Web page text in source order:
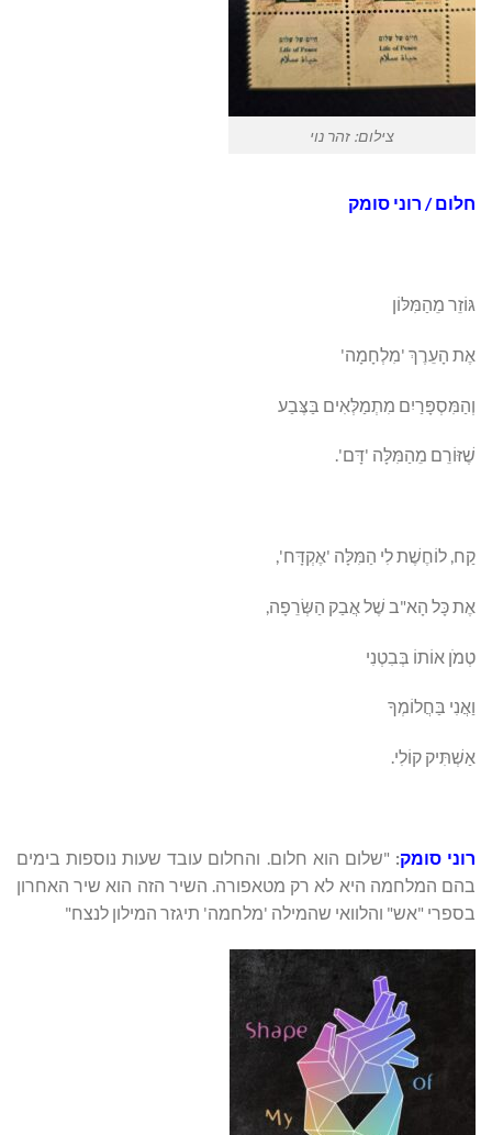
צילום: זהר נוי
חלום / רוני סומק
גּוֹזֵר מֵהַמִּלּוֹן
אֶת הָעֵרֶךְ 'מִלְחָמָה'
וְהַמִּסְפָּרַיִם מִתְמַלְּאִים בַּצֶּבַע
שֶׁזּוֹרֵם מֵהַמִּלָּה 'דָּם'.
קַח, לוֹחֶשֶׁת לִי הַמִּלָּה 'אֶקְדָּח',
אֶת כָּל הָא"ב שֶׁל אֲבַק הַשְּׂרֵפָה,
טְמֹן אוֹתוֹ בְּבִטְנִי
וַאֲנִי בַּחֲלוֹמְךָ
אַשְׁתִּיק קוֹלִי.
רוני סומק: "שלום הוא חלום. והחלום עובד שעות נוספות בימים
בהם המלחמה היא לא רק מטאפורה. השיר הזה הוא שיר האחרון
בספרי "אש" והלוואי שהמילה 'מלחמה' תיגזר המילון לנצח"